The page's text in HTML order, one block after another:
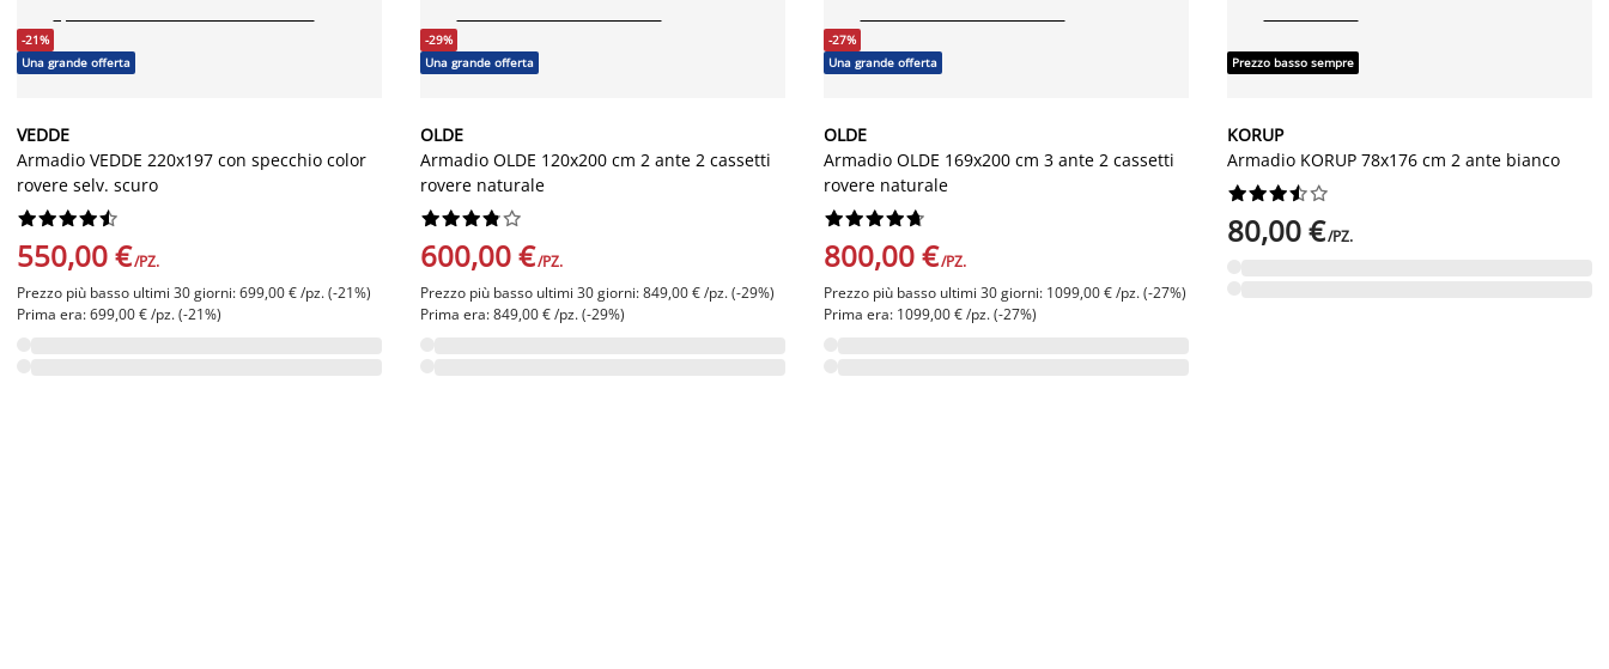
-21%
Una grande offerta
VEDDE
Armadio VEDDE 220x197 con specchio color
rovere selv. scuro






550,00 €/PZ.
Prezzo più basso ultimi 30 giorni: 699,00 € /pz. (-21%)
Prima era: 699,00 € /pz. (-21%)
-29%
Una grande offerta
OLDE
Armadio OLDE 120x200 cm 2 ante 2 cassetti
rovere naturale






600,00 €/PZ.
Prezzo più basso ultimi 30 giorni: 849,00 € /pz. (-29%)
Prima era: 849,00 € /pz. (-29%)
-27%
Una grande offerta
OLDE
Armadio OLDE 169x200 cm 3 ante 2 cassetti
rovere naturale






800,00 €/PZ.
Prezzo più basso ultimi 30 giorni: 1099,00 € /pz. (-27%)
Prima era: 1099,00 € /pz. (-27%)
Prezzo basso sempre
KORUP
Armadio KORUP 78x176 cm 2 ante bianco






80,00 €/PZ.